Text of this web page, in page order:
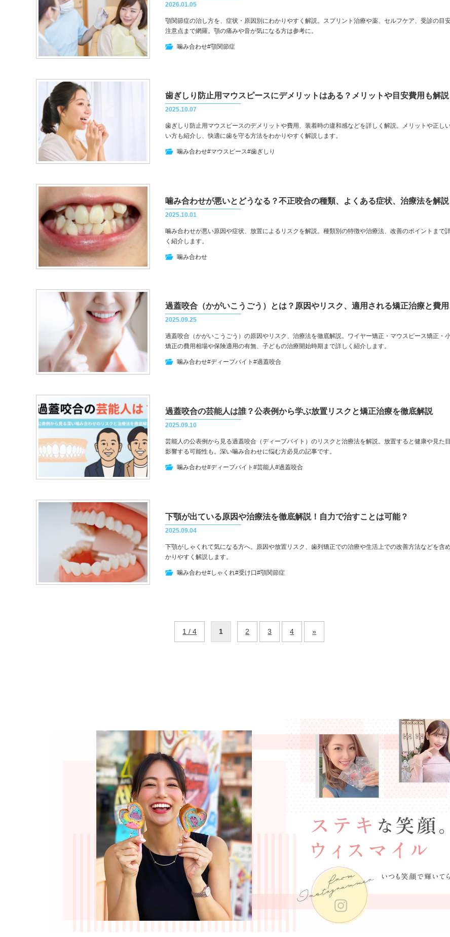
2026.01.05
顎関節症の治し方を、症状・原因別にわかりやすく解説。スプリント治療や薬、セルフケア、受診の目安
注意点まで網羅。顎の痛みや音が気になる方は参考に。
噛み合わせ#顎関節症
歯ぎしり防止用マウスピースにデメリットはある？メリットや目安費用も解説
2025.10.07
歯ぎしり防止用マウスピースのデメリットや費用、装着時の違和感などを詳しく解説。メリットや正し
い方も紹介し、快適に歯を守る方法をわかりやすく解説します。
噛み合わせ#マウスピース#歯ぎしり
噛み合わせが悪いとどうなる？不正咬合の種類、よくある症状、治療法を解説
2025.10.01
噛み合わせが悪い原因や症状、放置によるリスクを解説。種類別の特徴や治療法、改善のポイントまで
く紹介します。
噛み合わせ
過蓋
2025.09.25
過蓋咬合（かがいこうごう）の原因やリスク、治療法を徹底解説。ワイヤー矯正・マウスピース矯正・
矯正の費用相場や保険適用の有無、子どもの治療開始時期まで詳しく紹介します。
噛み合わせ#ディープバイト#過蓋咬合
過蓋咬合の芸能人は誰？公表例から学ぶ放置リスクと矯正治療を徹底解説
2025.09.10
芸能人の公表例から見る過蓋咬合（ディープバイト）のリスクと治療法を解説。放置すると健康や見た
影響する可能性も。深い噛み合わせに悩む方必見の記事です。
噛み合わせ#ディープバイト#芸能人#過蓋咬合
下顎が出ている原因や治療法を徹底解説！自力で治すことは可能？
2025.09.04
下顎がしゃくれて気になる方へ。原因や放置リスク、歯列矯正での治療や生活上での改善方法などを含
かりやすく解説します。
噛み合わせ#しゃくれ#受け口#顎関節症
1 / 4 1 2 3 4 »